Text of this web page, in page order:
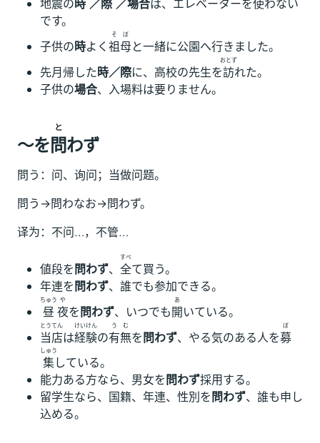
地震の時 ／際 ／場合は、エレベーターを使わない
です。
子供の時よく祖母
そぼ
と一緒に公園へ行きました。
先月帰した時／際に、高校の先生を訪
おとず
れた。
子供の場合、入場料は要りません。
～を問
と
わず
問う：问、询问；当做问题。
問う→問わなお→問わず。
译为：不问…，不管…
値段を問わず、 全
すべ
て買う。
年連を問わず、誰でも参加できる。
昼
ちゅう
夜
や
を問わず、いつでも開
あ
いている。
当
とう
店
てん
は経
けい
験
けん
の有
う
無
む
を問わず、やる気のある人を募
ぼ
集
しゅう
している。
能力ある方なら、男女を問わず採用する。
留学生なら、国籍、年連、性別を問わず、誰も申し
込める。